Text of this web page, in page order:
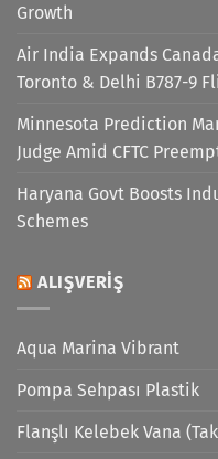
Growth
Air India Expands
Toronto & Delhi B787-9
Minnesota Prediction
Judge Amid CFTC
Haryana Govt Boosts
Schemes
ALIŞVERIŞ
Aqua Marina Vibrant
Pompa Sehpası Plastik
Flanşlı Kelebek Vana